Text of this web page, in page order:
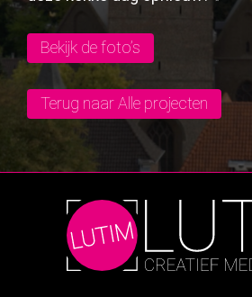
Bekijk de foto’s
Terug naar Alle projecten